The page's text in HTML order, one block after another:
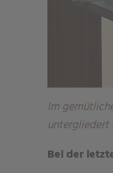
Im
untergliedert
Bei der